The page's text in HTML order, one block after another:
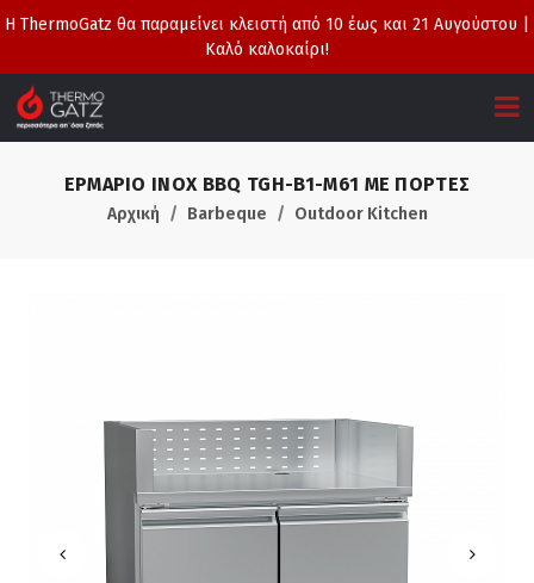
Η ThermoGatz θα παραμείνει κλειστή από 10 έως και 21 Αυγούστου |
Καλό καλοκαίρι!
ΕΡΜΑΡΙΟ INOX BBQ TGH-B1-M61 ΜΕ ΠΟΡΤΕΣ
Αρχική Barbeque Outdoor Kitchen